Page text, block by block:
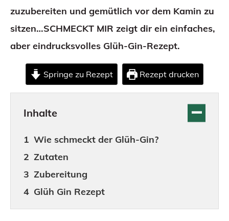
zuzubereiten und gemütlich vor dem Kamin zu
sitzen…SCHMECKT MIR zeigt dir ein einfaches,
aber eindrucksvolles Glüh-Gin-Rezept.
Springe zu Rezept Rezept drucken
Inhalte
Wie schmeckt der Glüh-Gin?
Zutaten
Zubereitung
Glüh Gin Rezept